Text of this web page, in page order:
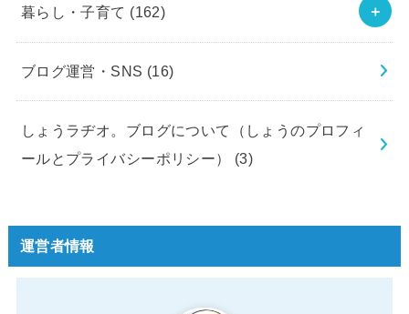
暮らし・子育て (162)
ブログ運営・SNS (16)
しょうラヂオ。ブログについて（しょうのプロフィ
ールとプライバシーポリシー） (3)
運営者情報